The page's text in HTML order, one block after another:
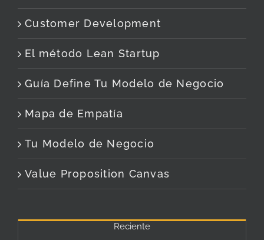
Customer Development
El método Lean Startup
Guía Define Tu Modelo de Negocio
Mapa de Empatía
Tu Modelo de Negocio
Value Proposition Canvas
Reciente